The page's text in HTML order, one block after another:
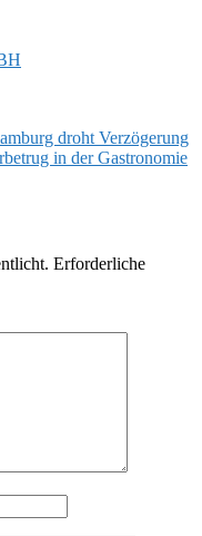
droht Verzögerung
in der Gastronomie
Erforderliche